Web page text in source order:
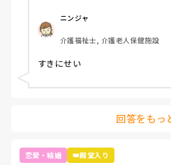
ニンジャ
介護福祉士, 介護老人保健施設
すきにせい
回答をもっ
恋愛・結婚 👑殿堂入り